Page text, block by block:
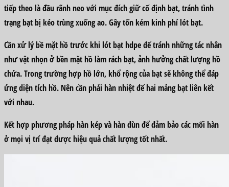
tiếp theo là đầu rãnh neo với mục đích giữ cố định bạt, tránh tình
trạng bạt bị kéo trùng xuống ao. Gây tốn kém kinh phí lót bạt.
Cần xử lý bề mặt hồ trước khi lót bạt hdpe để tránh những tác nhân
như vật nhọn ở bền mặt hồ làm rách bạt, ảnh hưởng chất lượng hồ
chứa. Trong trường hợp hồ lớn, khổ rộng của bạt sẽ không thể đáp
ứng diện tích hồ. Nên cần phải hàn nhiệt để hai mảng bạt liên kết
với nhau.
Kết hợp phương pháp hàn kép và hàn đùn để đảm bảo các mối hàn
ở mọi vị trí đạt được hiệu quả chất lượng tốt nhất.